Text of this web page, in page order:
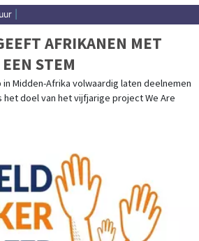
AFRIKANEN MET
STEM
Midden-Afrika volwaardig laten deelnemen
het doel van het vijfjarige project We Are